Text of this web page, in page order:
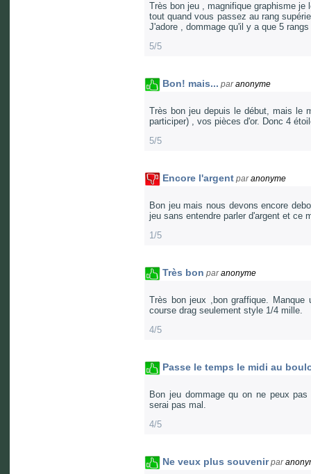
Très bon jeu , magnifique graphisme
tout quand vous passez au rang
J'adore , dommage qu'il y a que 5
5/5
Bon! mais... paranonyme
Très bon jeu depuis le début, mais le
participer) , vos pièces d'or. Donc 4
5/5
Encore l'argent paranonyme
Bon jeu mais nous devons encore
jeu sans entendre parler d'argent et ce
1/5
Très bon paranonyme
Très bon jeux ,bon graffique. Manque
course drag seulement style 1/4 mille.
4/5
Passe le temps le midi au
Bon jeu dommage qu on ne peux
serai pas mal.
4/5
Ne veux plus souvenir par